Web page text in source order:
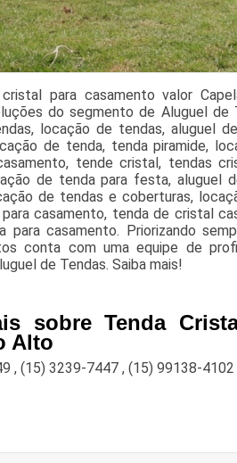
para casamento valor
do segmento de Aluguel de
locação de tendas, aluguel
de tenda, tenda piramide,
tende cristal, tendas
de tenda para festa, aluguel
de tendas e coberturas,
casamento, tenda de cristal
para casamento. Priorizando
conta com uma equipe de
de Tendas. Saiba mais!
sobre Tenda
Alto
, (15) 3239-7447 , (15) 99138-4102